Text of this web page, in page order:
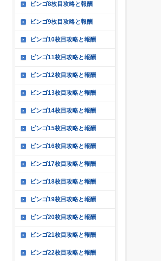
ビンゴ8枚目攻略と報酬
ビンゴ9枚目攻略と報酬
ビンゴ10枚目攻略と報酬
ビンゴ11枚目攻略と報酬
ビンゴ12枚目攻略と報酬
ビンゴ13枚目攻略と報酬
ビンゴ14枚目攻略と報酬
ビンゴ15枚目攻略と報酬
ビンゴ16枚目攻略と報酬
ビンゴ17枚目攻略と報酬
ビンゴ18枚目攻略と報酬
ビンゴ19枚目攻略と報酬
ビンゴ20枚目攻略と報酬
ビンゴ21枚目攻略と報酬
ビンゴ22枚目攻略と報酬